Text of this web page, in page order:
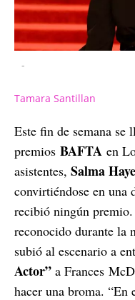
-
Tamara Santillan
Este fin de semana se
premios BAFTA en
asistentes, Salma
convirtiéndose en una
recibió ningún premio.
reconocido durante la
subió al escenario a
Actor” a Frances
hacer una broma. “En